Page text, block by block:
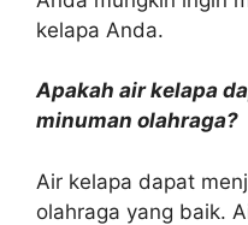
kelapa Anda.
Apakah air kelapa
minuman olahraga?
Air kelapa dapat
olahraga yang baik.